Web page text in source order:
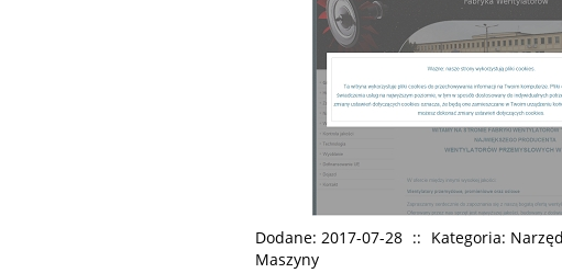
Dodane: 2017-07-28 :: Kategoria:
Maszyny